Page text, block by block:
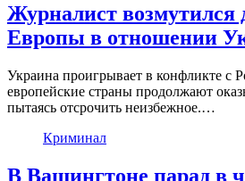
Журналист возмутился
Европы в отношении
Украина проигрывает в конфликте с
европейские страны продолжают
пытаясь отсрочить неизбежное.…
Криминал
В Вашингтоне парад в